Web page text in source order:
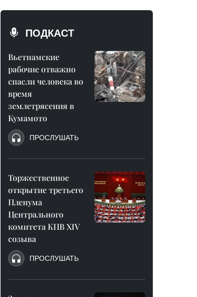
ПОДКАСТ
Вьетнамские
рабочие отважно
спасли человека во
время
землетрясения в
Кумамото
ПРОСЛУШАТЬ
Торжественное
открытие третьего
Пленума
Центрального
комитета КПВ XIV
созыва
ПРОСЛУШАТЬ